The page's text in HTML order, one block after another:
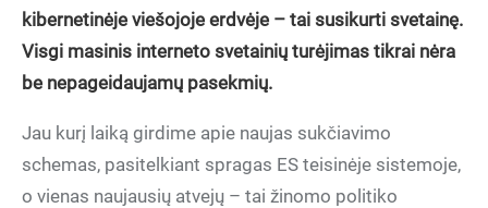
kibernetinėje viešojoje erdvėje – tai susikurti svetainę.
Visgi masinis interneto svetainių turėjimas tikrai nėra
be nepageidaujamų pasekmių.
Jau kurį laiką girdime apie naujas sukčiavimo
schemas, pasitelkiant spragas ES teisinėje sistemoje,
o vienas naujausių atvejų – tai žinomo politiko